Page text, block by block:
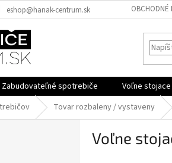
eshop@hanak-centrum.sk OBCHODNÉ
Zabudovateľné spotrebiče Voľne
Tovar rozbaleny / vystaveny
Voľne